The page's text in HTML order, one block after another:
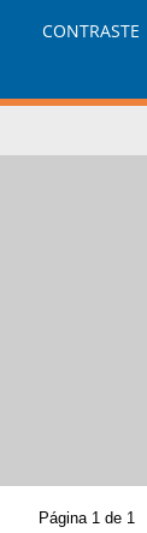
CONTRASTE
Página 1 de 1